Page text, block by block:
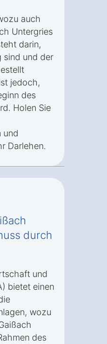
auch
Untergries
darin,
sind und der
jedoch,
des
Holen Sie
und
Darlehen.
durch
und
bietet einen
wozu
des